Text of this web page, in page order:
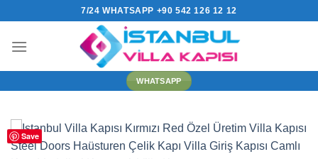
7/24 WHATSAPP +90 542 126 12 12
WHATSAPP
Save